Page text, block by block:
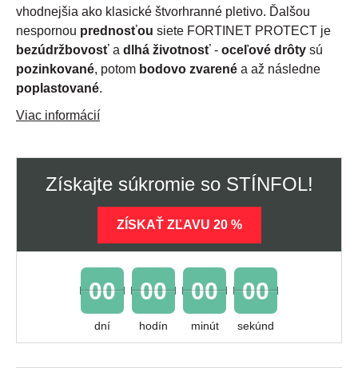
vhodnejšia ako klasické štvorhranné pletivo. Ďalšou
nespornou prednosťou siete FORTINET PROTECT je
bezúdržbovosť a dlhá životnosť - oceľové drôty sú
pozinkované, potom bodovo zvarené a až následne
poplastované.
Viac informácií
Získajte súkromie so STÍNFOL!
ZÍSKAŤ ZĽAVU 20 %
00
dní
00
hodín
00
minút
00
sekúnd